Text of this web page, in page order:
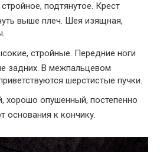
подтянутое. Крест
выше плеч. Шея изящная,
стройные. Передние ноги
задних. В межпальцевом
шерстистые пучки.
хорошо опушенный, постепенно
основания к кончику.